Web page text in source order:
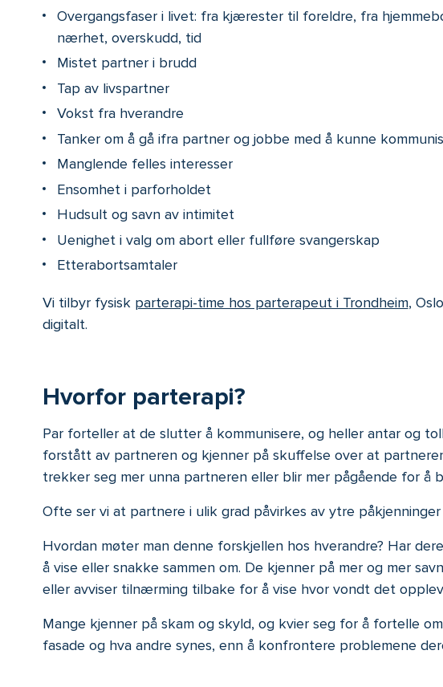
Overgangsfaser i livet: fra kjærester til foreldre, fra
nærhet, overskudd, tid
Mistet partner i brudd
Tap av livspartner
Vokst fra hverandre
Tanker om å gå ifra partner og jobbe med å kunne
Manglende felles interesser
Ensomhet i parforholdet
Hudsult og savn av intimitet
Uenighet i valg om abort eller fullføre svangerskap
Etterabortsamtaler
Vi tilbyr fysisk parterapi-time hos parterapeut i Trondheim,
digitalt.
Hvorfor parterapi?
Par forteller at de slutter å kommunisere, og heller antar og
forstått av partneren og kjenner på skuffelse over at
trekker seg mer unna partneren eller blir mer pågående for å
Ofte ser vi at partnere i ulik grad påvirkes av ytre
Hvordan møter man denne forskjellen hos hverandre? Har
å vise eller snakke sammen om. De kjenner på mer og mer
eller avviser tilnærming tilbake for å vise hvor vondt det
Mange kjenner på skam og skyld, og kvier seg for å fortelle
fasade og hva andre synes, enn å konfrontere problemene